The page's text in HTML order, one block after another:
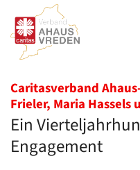
Zum Inhalt springen
Caritasverband
Frieler, Maria Hassels
Ein
Engagement